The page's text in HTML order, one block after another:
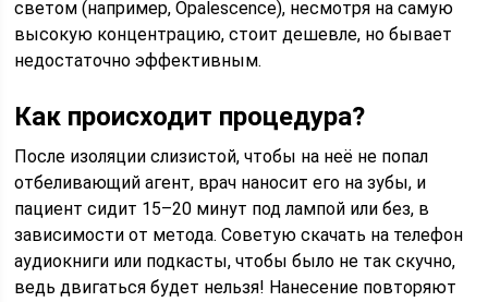
светом (например, Opalescence), несмотря на самую
высокую концентрацию, стоит дешевле, но бывает
недостаточно эффективным.
Как происходит процедура?
После изоляции слизистой, чтобы на неё не попал
отбеливающий агент, врач наносит его на зубы, и
пациент сидит 15–20 минут под лампой или без, в
зависимости от метода. Советую скачать на телефон
аудиокниги или подкасты, чтобы было не так скучно,
ведь двигаться будет нельзя! Нанесение повторяют